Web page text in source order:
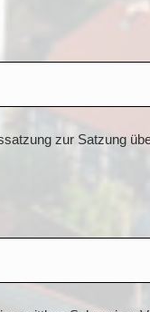
zur Satzung